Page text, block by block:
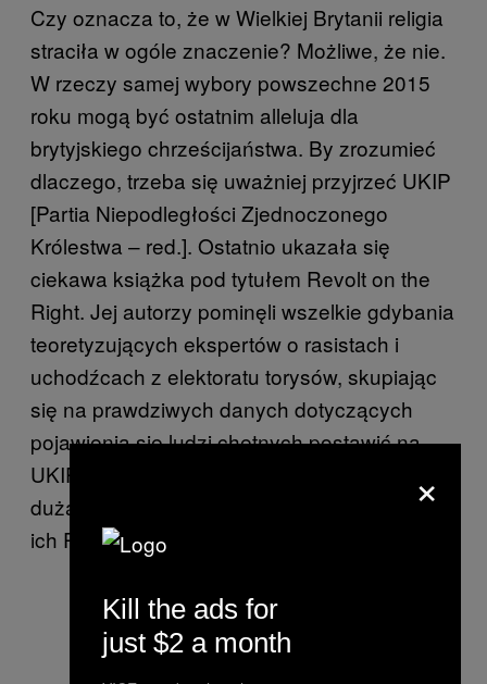
Czy oznacza to, że w Wielkiej Brytanii religia
straciła w ogóle znaczenie? Możliwe, że nie.
W rzeczy samej wybory powszechne 2015
roku mogą być ostatnim alleluja dla
brytyjskiego chrześcijaństwa. By zrozumieć
dlaczego, trzeba się uważniej przyjrzeć UKIP
[Partia Niepodległości Zjednoczonego
Królestwa – red.]. Ostatnio ukazała się
ciekawa książka pod tytułem Revolt on the
Right. Jej autorzy pominęli wszelkie gdybania
teoretyzujących ekspertów o rasistach i
uchodźcach z elektoratu torysów, skupiając
się na prawdziwych danych dotyczących
pojawienia się ludzi chętnych postawić na
UKIP. I głęboko pośród tych statystyk znaleźli
dużą pulę uśpionych głosujących. Nazwali
ich Pominiętymi.
×
Kill the ads for
just $2 a month